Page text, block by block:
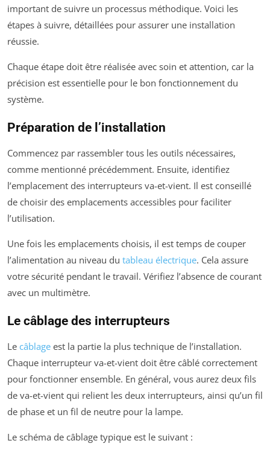
important de suivre un processus méthodique. Voici les
étapes à suivre, détaillées pour assurer une installation
réussie.
Chaque étape doit être réalisée avec soin et attention, car la
précision est essentielle pour le bon fonctionnement du
système.
Préparation de l’installation
Commencez par rassembler tous les outils nécessaires,
comme mentionné précédemment. Ensuite, identifiez
l’emplacement des interrupteurs va-et-vient. Il est conseillé
de choisir des emplacements accessibles pour faciliter
l’utilisation.
Une fois les emplacements choisis, il est temps de couper
l’alimentation au niveau du tableau électrique. Cela assure
votre sécurité pendant le travail. Vérifiez l’absence de courant
avec un multimètre.
Le câblage des interrupteurs
Le câblage est la partie la plus technique de l’installation.
Chaque interrupteur va-et-vient doit être câblé correctement
pour fonctionner ensemble. En général, vous aurez deux fils
de va-et-vient qui relient les deux interrupteurs, ainsi qu’un fil
de phase et un fil de neutre pour la lampe.
Le schéma de câblage typique est le suivant :